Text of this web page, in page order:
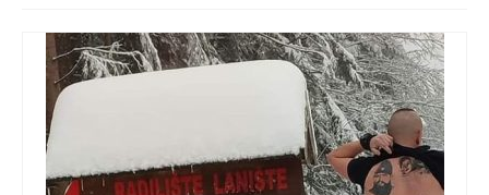
Značajni datumi i manifestacije
Program energetske efikasnosti u stambenom
sektoru